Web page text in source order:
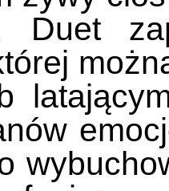
Duet